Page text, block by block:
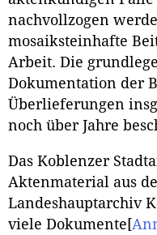
nachvollzogen
mosaiksteinhafte
Arbeit. Die
Dokumentation der
Überlieferungen
noch über Jahre
Das Koblenzer
Aktenmaterial aus
Landeshauptarchiv
viele Dokumente [